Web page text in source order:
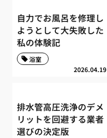
自力でお風呂を修理し
ようとして大失敗した
私の体験記
2026.04.19
浴室
排水管高圧洗浄のデメ
リットを回避する業者
選びの決定版